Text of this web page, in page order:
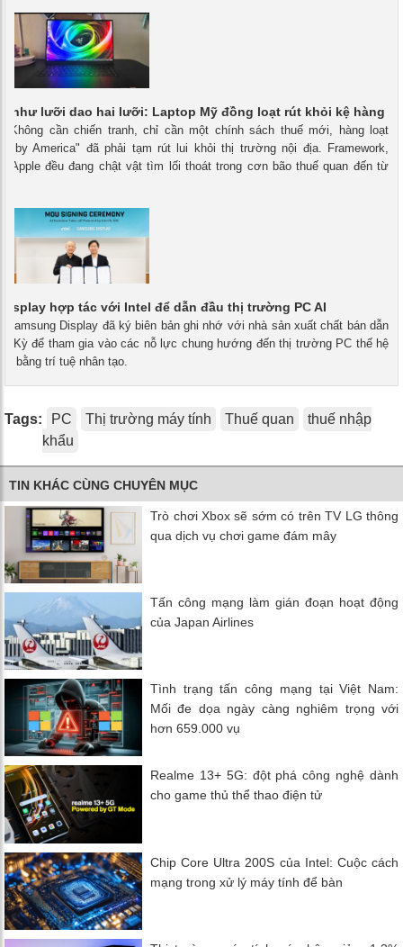
như lưỡi dao hai lưỡi: Laptop Mỹ đồng loạt rút khỏi kệ hàng
- Không cần chiến tranh, chỉ cần một chính sách thuế mới, hàng loạt
by America" đã phải tạm rút lui khỏi thị trường nội địa. Framework,
Apple đều đang chật vật tìm lối thoát trong cơn bão thuế quan đến từ
hợp tác với Intel để dẫn đầu thị trường PC AI
Samsung Display đã ký biên bản ghi nhớ với nhà sản xuất chất bán dẫn
Kỳ để tham gia vào các nỗ lực chung hướng đến thị trường PC thế hệ
bằng trí tuệ nhân tạo.
Tags: PC Thị trường máy tính Thuế quan
thuế nhập
khẩu
TIN KHÁC CÙNG CHUYÊN MỤC
Trò chơi Xbox sẽ sớm có trên TV LG thông
qua dịch vụ chơi game đám mây
Tấn công mạng làm gián đoạn hoạt động
của Japan Airlines
Tình trạng tấn công mạng tại Việt Nam:
Mối đe dọa ngày càng nghiêm trọng với
hơn 659.000 vụ
Realme 13+ 5G: đột phá công nghệ dành
cho game thủ thể thao điện tử
Chip Core Ultra 200S của Intel: Cuộc cách
mạng trong xử lý máy tính để bàn